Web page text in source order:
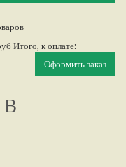
Итого, к оплате:
Оформить заказ